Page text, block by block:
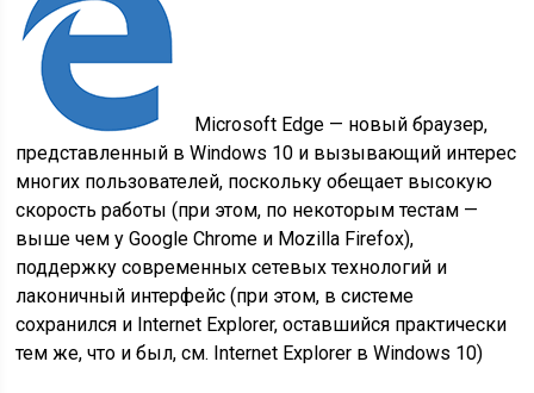
Microsoft Edge — новый браузер,
представленный в Windows 10 и вызывающий интерес
многих пользователей, поскольку обещает высокую
скорость работы (при этом, по некоторым тестам —
выше чем у Google Chrome и Mozilla Firefox),
поддержку современных сетевых технологий и
лаконичный интерфейс (при этом, в системе
сохранился и Internet Explorer, оставшийся практически
тем же, что и был, см. Internet Explorer в Windows 10)